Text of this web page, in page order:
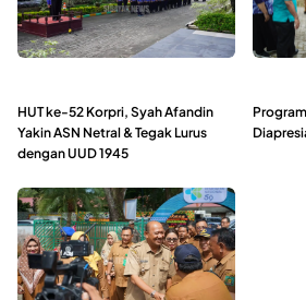
HUT ke-52 Korpri, Syah Afandin
Yakin ASN Netral & Tegak Lurus
dengan UUD 1945